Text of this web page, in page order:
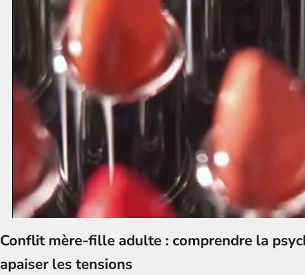
Conflit mère-fille adulte : comprendre la
apaiser les tensions